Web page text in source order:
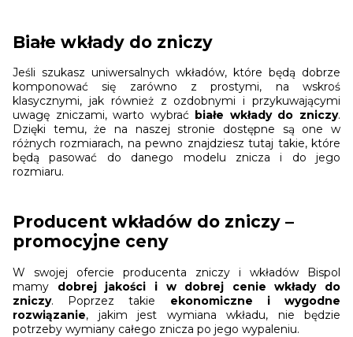
Białe wkłady do zniczy
Jeśli szukasz uniwersalnych wkładów, które będą dobrze
komponować się zarówno z prostymi, na wskroś
klasycznymi, jak również z ozdobnymi i przykuwającymi
uwagę zniczami, warto wybrać białe wkłady do zniczy.
Dzięki temu, że na naszej stronie dostępne są one w
różnych rozmiarach, na pewno znajdziesz tutaj takie, które
będą pasować do danego modelu znicza i do jego
rozmiaru.
Producent wkładów do zniczy –
promocyjne ceny
W swojej ofercie producenta zniczy i wkładów Bispol
mamy dobrej jakości i w dobrej cenie wkłady do
zniczy. Poprzez takie ekonomiczne i wygodne
rozwiązanie, jakim jest wymiana wkładu, nie będzie
potrzeby wymiany całego znicza po jego wypaleniu.